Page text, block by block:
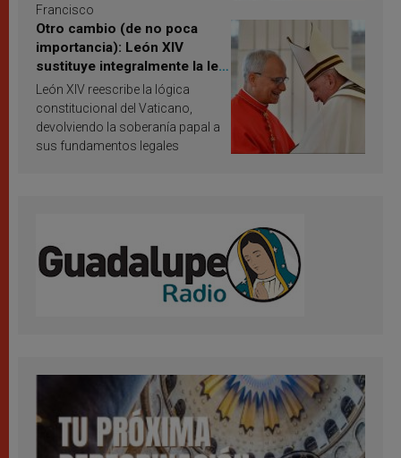
Francisco
Otro cambio (de no poca
importancia): León XIV
sustituye integralmente la ley
vaticana de Papa Francisco
León XIV reescribe la lógica
constitucional del Vaticano,
devolviendo la soberanía papal a
sus fundamentos legales